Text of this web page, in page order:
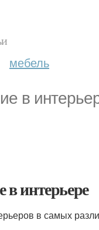
мебель
в
интерьере
в самых